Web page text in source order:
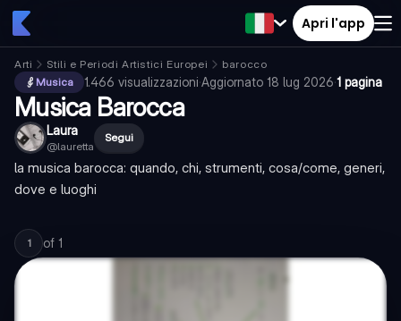
Apri l'app
Arti Stili e Periodi Artistici Europei
barocco
Musica
1.466 visualizzazioni·Aggiornato 18 lug 2026·1 pagina
Musica Barocca
Laura
@lauretta
Segui
la musica barocca: quando, chi, strumenti, cosa/come, generi,
dove e luoghi
1 of 1